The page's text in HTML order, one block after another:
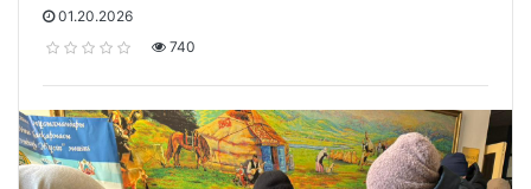
01.20.2026
740